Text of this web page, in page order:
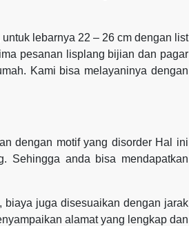
lebarnya 22 – 26 cm dengan list
pesanan lisplang bijian dan pagar
Kami bisa melayaninya dengan
dengan motif yang disorder Hal ini
Sehingga anda bisa mendapatkan
biaya juga disesuaikan dengan jarak
alamat yang lengkap dan